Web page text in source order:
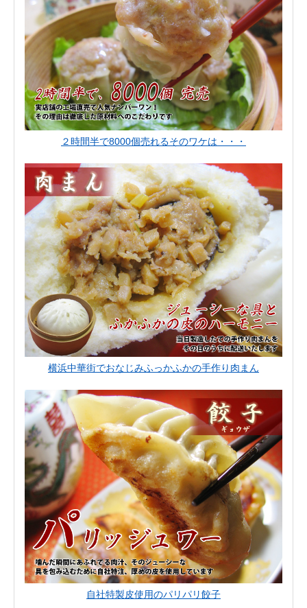
２時間半で8000個売れるそのワケは・・・
横浜中華街でおなじみふっかふかの手作り肉まん
自社特製皮使用のパリパリ餃子